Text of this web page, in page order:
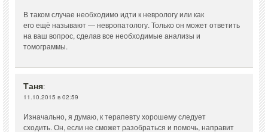
В таком случае необходимо идти к неврологу или как
его ещё называют — невропатологу. Только он может ответить
на ваш вопрос, сделав все необходимые анализы и
томограммы.
Таня:
11.10.2015 в 02:59
Изначально, я думаю, к терапевту хорошему следует
сходить. Он, если не сможет разобраться и помочь, направит